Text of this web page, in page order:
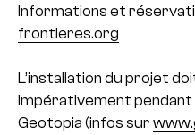
Informations et
frontieres.org
L’installation du projet
impérativement pendant
Geotopia (infos sur